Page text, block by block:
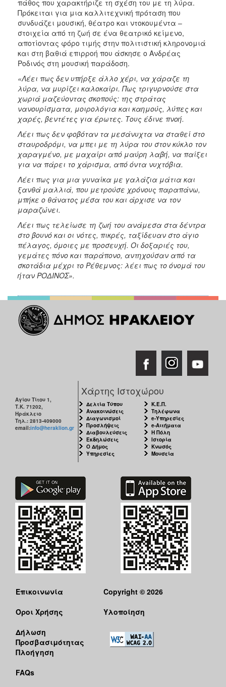
πάθος που χαρακτήριζε τη σχέση του με τη λύρα.
Πρόκειται για μια καλλιτεχνική πρόταση που
συνδυάζει μουσική, θέατρο και ντοκουμέντα –
στοιχεία από τη ζωή σε ένα θεατρικό κείμενο,
αποτίοντας φόρο τιμής στην πολιτιστική κληρονομιά
και στη βαθιά επιρροή που άσκησε ο Ανδρέας
Ροδινός στη μουσική παράδοση.
«Λέει πως δεν υπήρξε άλλο χέρι, να χάραζε τη
λύρα, να μυρίζει καλοκαίρι. Πως τριγυρνούσε στα
χωριά μαζεύοντας σκοπούς: της στράτας
νανουρίσματα, μοιρολόγια και καημούς, λύπες και
χαρές, βεντέτες για έρωτες. Τους έδινε πνοή.
Λέει πως δεν φοβόταν τα μεσάνυχτα να σταθεί στο
σταυροδρόμι, να μπει με τη λύρα του στον κύκλο τον
χαραγμένο, με μαχαίρι από μαύρη λαβή, να παίξει
για να πάρει το χάρισμα, από όντα νυχτόβια.
Λέει πως για μια γυναίκα με γαλάζια μάτια και
ξανθά μαλλιά, που μετρούσε χρόνους παραπάνω,
μπήκε ο θάνατος μέσα του και άρχισε να τον
μαραζώνει.
Λέει πως τελείωσε τη ζωή του ανάμεσα στα δέντρα
στο βουνό και οι νότες, πικρές, ταξίδευαν στο άγιο
πέλαγος, όμοιες με προσευχή. Οι δοξαριές του,
γεμάτες πόνο και παράπονο, αντηχούσαν από τα
σκοτάδια μέχρι το Ρέθεμνος: λέει πως το όνομά του
ήταν ΡΟΔΙΝΟΣ».
Αγίου Τίτου 1,
Τ.Κ. 71202,
Ηράκλειο
Τηλ.: 2813-409000
email:info@heraklion.gr
Χάρτης Ιστοχώρου
Δελτία Τύπου
Ανακοινώσεις
Διαγωνισμοί
Προσλήψεις
Διαβουλεύσεις
Εκδηλώσεις
Ο Δήμος
Υπηρεσίες
Κ.Ε.Π.
Τηλέφωνα
e-Υπηρεσίες
e-Αιτήματα
Η Πόλη
Ιστορία
Κνωσός
Μουσεία
Επικοινωνία
Όροι Χρήσης
Δήλωση
Προσβασιμότητας
Πλοήγηση
FAQs
Copyright © 2026
Υλοποίηση